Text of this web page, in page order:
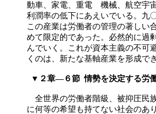
動車、家電、重電 機械、航空宇
利潤率の低下にあえいでいる。九
この産業は労働者の管理の著しい
めて限定的であった。必然的に過
んでいく。これが資本主義の不可
くのは、新たな基軸産業を形成で
▼２章―６節 情勢を決定する労
全世界の労働者階級、被抑圧民
に何等の希望も持てない社会のあ